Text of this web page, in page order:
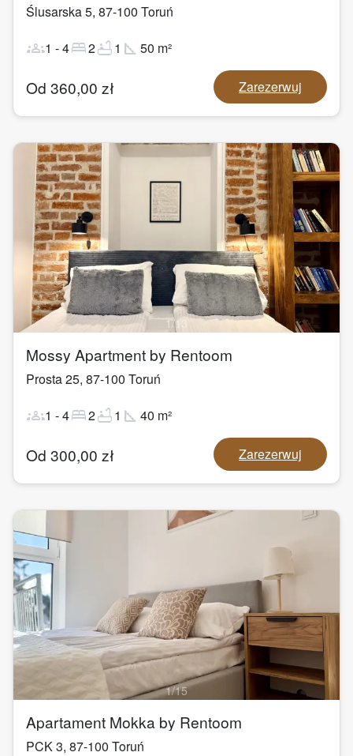
Ślusarska 5, 87-100 Toruń
groups1 -4bed2bathtub1 square_foot 50 m²
Od 360,00 zł Zarezerwuj
1 /13
Mossy Apartment by Rentoom
Prosta 25, 87-100 Toruń
groups1 -4bed2bathtub1 square_foot 40 m²
Od 300,00 zł Zarezerwuj
1/15
Apartament Mokka by Rentoom
PCK 3, 87-100 Toruń